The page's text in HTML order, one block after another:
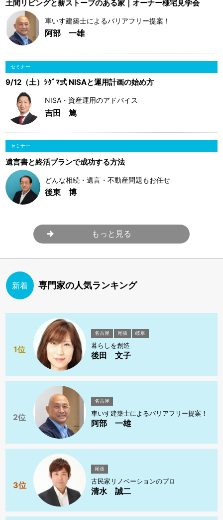
土間リビングと薪ストーブのある家｜オーナー様宅見学会
車いす建築士によるバリアフリー提案！
阿部 一雄
セミナー
9/12（土）ｼｸﾞﾏ式 NISAと運用計画の始め方
NISA・資産運用のアドバイス
吉田 篤
セミナー
遺言書と終活プランで成功する方法
どんな相続・遺言・不動産問題もお任せ
後東 博
もっと見る
新着 専門家の人気ランキング
1位
名古屋 尾張 岐阜
暮らしを創造
後田 文子
2位
名古屋
車いす建築士によるバリアフリー提案！
阿部 一雄
3位
尾張
古民家リノベーションのプロ
清水 誠二